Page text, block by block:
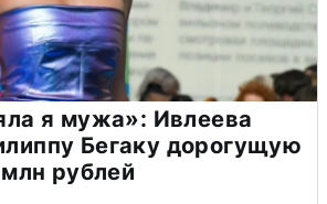
я мужа»: Ивлеева
Бегаку дорогущую
рублей